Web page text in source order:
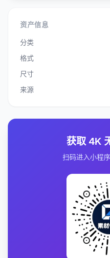
资产信息
分类
格式
尺寸
来源
获取 4K
扫码进入小程